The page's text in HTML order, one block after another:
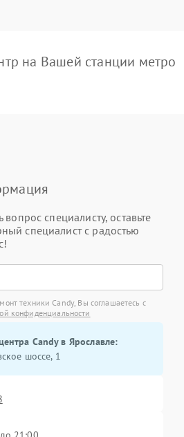
на Вашей станции метро
вопрос специалисту, оставьте
специалист с радостью
техники Candy, Вы соглашаетесь с
конфиденциальности
Candy в Ярославле:
шоссе, 1